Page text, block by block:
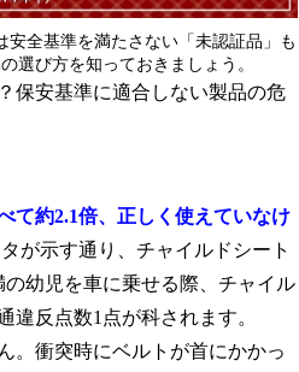
全基準を満たさない「未認証品」も
選び方を知っておきましょう。
保安基準に適合しない製品の危
て約2.1倍、正しく使えていなけ
が示す通り、チャイルドシート
幼児を車に乗せる際、チャイル
違反点数1点が科されます。
。衝突時にベルトが首にかかっ